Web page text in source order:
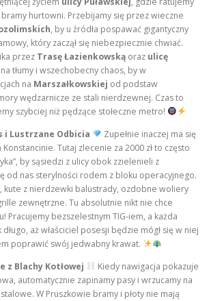
hurtowni. Przebijamy się przez wieczne
, by u źródła pospawać gigantyczny
który zaczął się niebezpiecznie chwiać.
przez Trasę Łazienkowską oraz ulicę
tłumy i wszechobecny chaos, by w
na Marszałkowskiej od podstaw
wędzarnicze ze stali nierdzewnej. Czas to
szybciej niż pędzące stołeczne metro!
i Lustrzane Odbicia
Zupełnie inaczej ma się
Tutaj zlecenie za 2000 zł to często
by sąsiedzi z ulicy obok zzielenieli z
od nas sterylności rodem z bloku operacyjnego.
kute z nierdzewki balustrady, ozdobne woliery
zewnętrzne. Tu absolutnie nikt nie chce
Pracujemy bezszelestnym TIG-iem, a każda
aż właściciel posesji będzie mógł się w niej
poprawić swój jedwabny krawat.
z Blachy Kotłowej
Kiedy nawigacja pokazuje
automatycznie zapinamy pasy i wrzucamy na
W Pruszkowie bramy i płoty nie mają